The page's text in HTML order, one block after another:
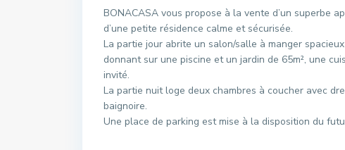
BONACASA vous propose à la vente d’un superbe
d’une petite résidence calme et sécurisée.
La partie jour abrite un salon/salle à manger
donnant sur une piscine et un jardin de 65m², une
invité.
La partie nuit loge deux chambres à coucher avec
baignoire.
Une place de parking est mise à la disposition du